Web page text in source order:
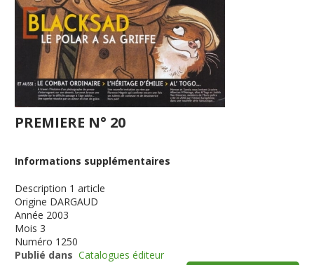
PREMIERE N° 20
Informations supplémentaires
Description 1 article
Origine DARGAUD
Année 2003
Mois 3
Numéro 1250
Publié dans Catalogues éditeur